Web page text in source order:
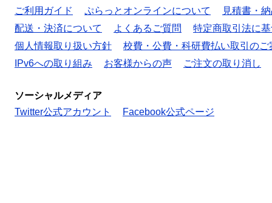
ご利用ガイド
ぷらっとオンラインについて
見積書・
配送・決済について
よくあるご質問
特定商取引法に
個人情報取り扱い方針
校費・公費・科研費払い取引のご
IPv6への取り組み
お客様からの声 ご注文の取り消し
ソーシャルメディア
Twitter公式アカウント
Facebook公式ページ